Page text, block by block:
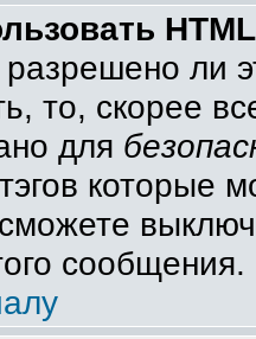
разрешено ли
то, скорее
для
которые
сообщения.